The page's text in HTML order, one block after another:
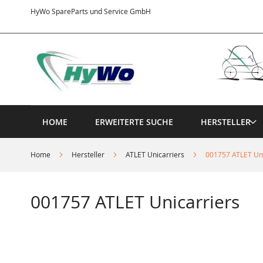
HyWo SpareParts und Service GmbH
Inhalt
HOME ERWEITERTE SUCHE HERSTELLER
Home Hersteller ATLET Unicarriers 001757 ATLET
001757 ATLET Unicarriers